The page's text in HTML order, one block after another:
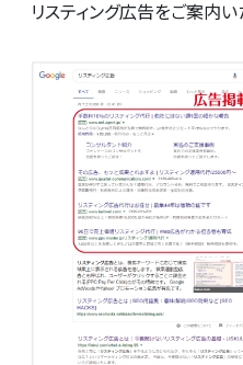
リスティング広告をご案内い